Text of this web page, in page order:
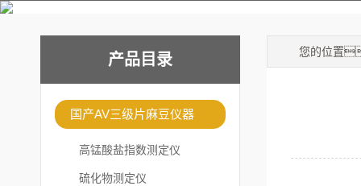
产品目录
国产AV三级片麻豆仪器
高锰酸盐指数测定仪
硫化物测定仪
您的位置